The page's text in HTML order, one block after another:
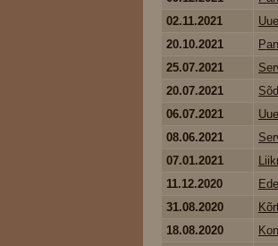
02.11.2021
20.10.2021
25.07.2021
20.07.2021
06.07.2021
08.06.2021
07.01.2021
11.12.2020
31.08.2020
18.08.2020